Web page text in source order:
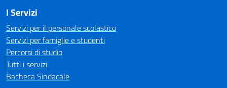
I Servizi
Servizi per il personale scolastico
Servizi per famiglie e studenti
Percorsi di studio
Tutti i servizi
Bacheca Sindacale